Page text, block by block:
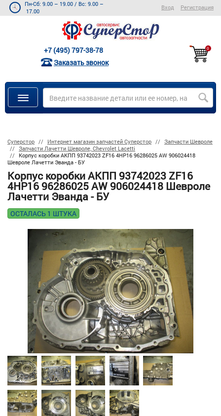
Пн-Сб: 9.00 – 19.00 / Вс: 9.00 –
17.00
Вход Регистрация
+7 (495) 797-38-78
Заказать звонок
0
Суперстор Интернет магазин запчастей Суперстор
Запчасти Шевроле
Запчасти Лачетти Шевроле, Chevrolet Lacetti
Корпус коробки АКПП 93742023 ZF16 4HP16 96286025 AW 906024418
Шевроле Лачетти Эванда - БУ
Корпус коробки АКПП 93742023 ZF16
4HP16 96286025 AW 906024418 Шевроле
Лачетти Эванда - БУ
ОСТАЛАСЬ 1 ШТУКА